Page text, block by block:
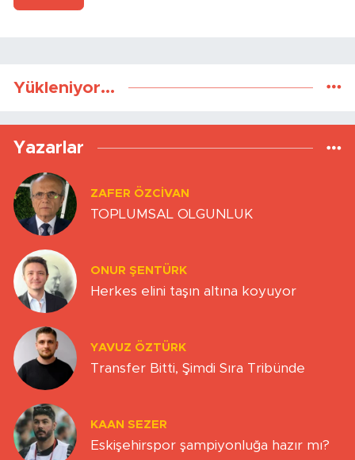
Yükleniyor...
Yazarlar
ZAFER ÖZCIVAN
TOPLUMSAL OLGUNLUK
ONUR ŞENTÜRK
Herkes elini taşın altına koyuyor
YAVUZ ÖZTÜRK
Transfer Bitti, Şimdi Sıra Tribünde
KAAN SEZER
Eskişehirspor şampiyonluğa hazır mı?